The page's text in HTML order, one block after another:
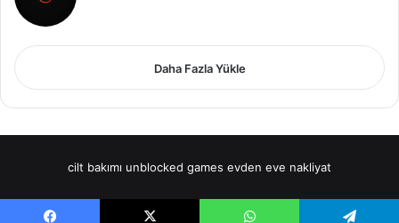
Daha Fazla Yükle
cilt bakımı unblocked games evden eve nakliyat